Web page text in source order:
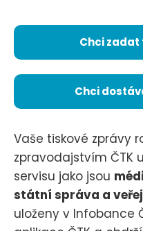
Chci
Chci
Vaše tiskové zprávy
zpravodajstvím ČTK
servisu jako jsou
státní správa a
uloženy v Infobance